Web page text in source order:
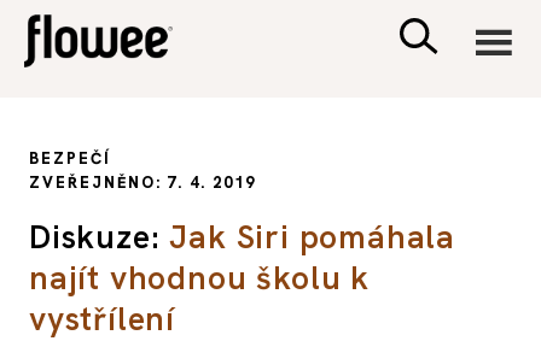
PSYCHOLOGIE
BEZPEČÍ
ZVEŘEJNĚNO: 7. 4. 2019
Diskuze:Jak Siri pomáhala
najít vhodnou školu k
vystřílení